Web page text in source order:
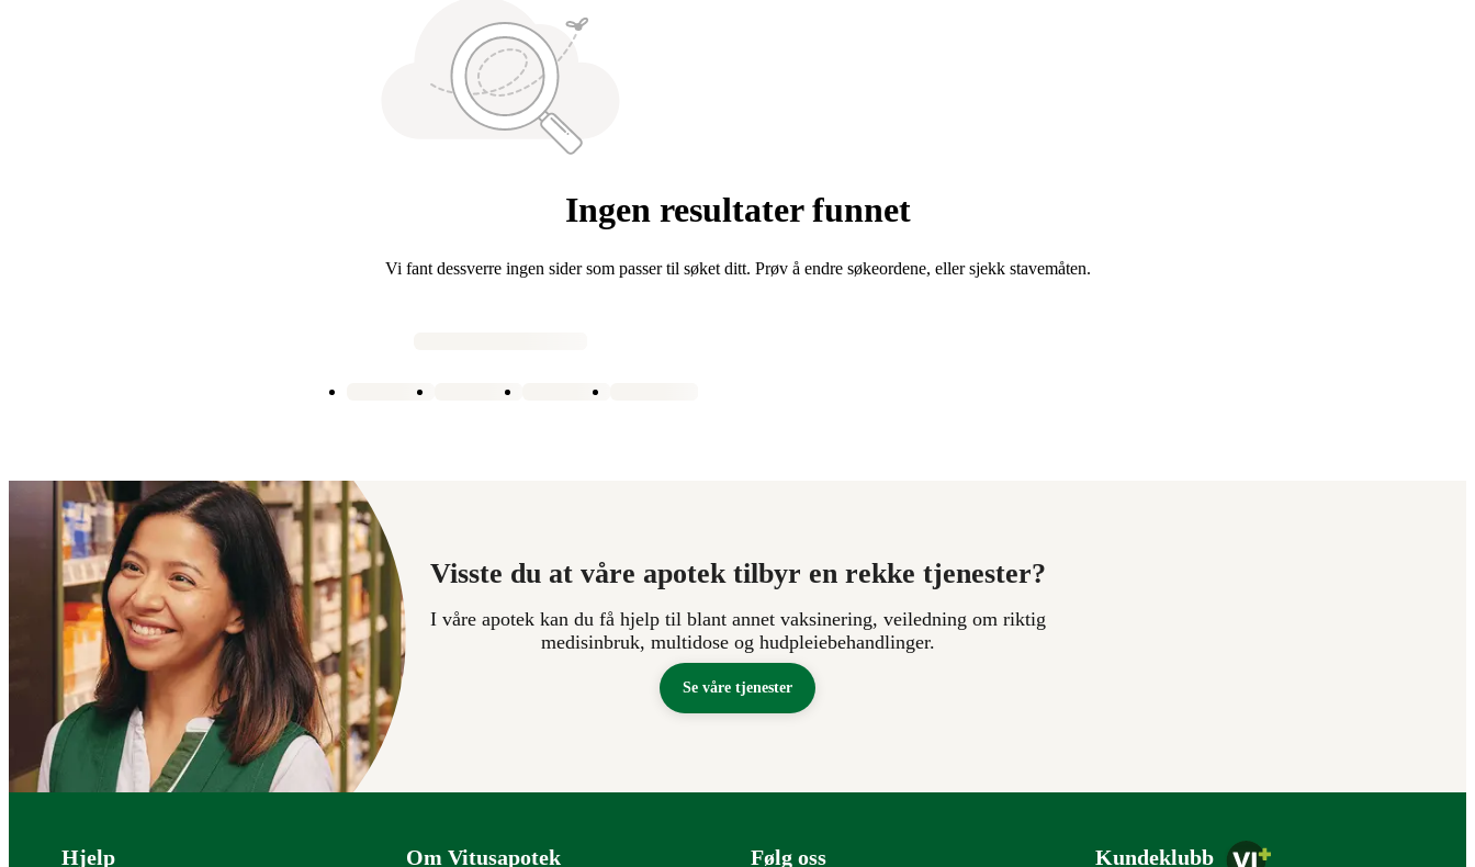
Ingen resultater funnet
Vi fant dessverre ingen sider som passer til søket ditt. Prøv å endre søkeordene, eller sjekk stavemåten.
Visste du at våre apotek tilbyr en rekke tjenester?
I våre apotek kan du få hjelp til blant annet vaksinering, veiledning om riktig
medisinbruk, multidose og hudpleiebehandlinger.
Se våre tjenester
Bunntekst
Hjelp Om Vitusapotek Følg oss Kundeklubb